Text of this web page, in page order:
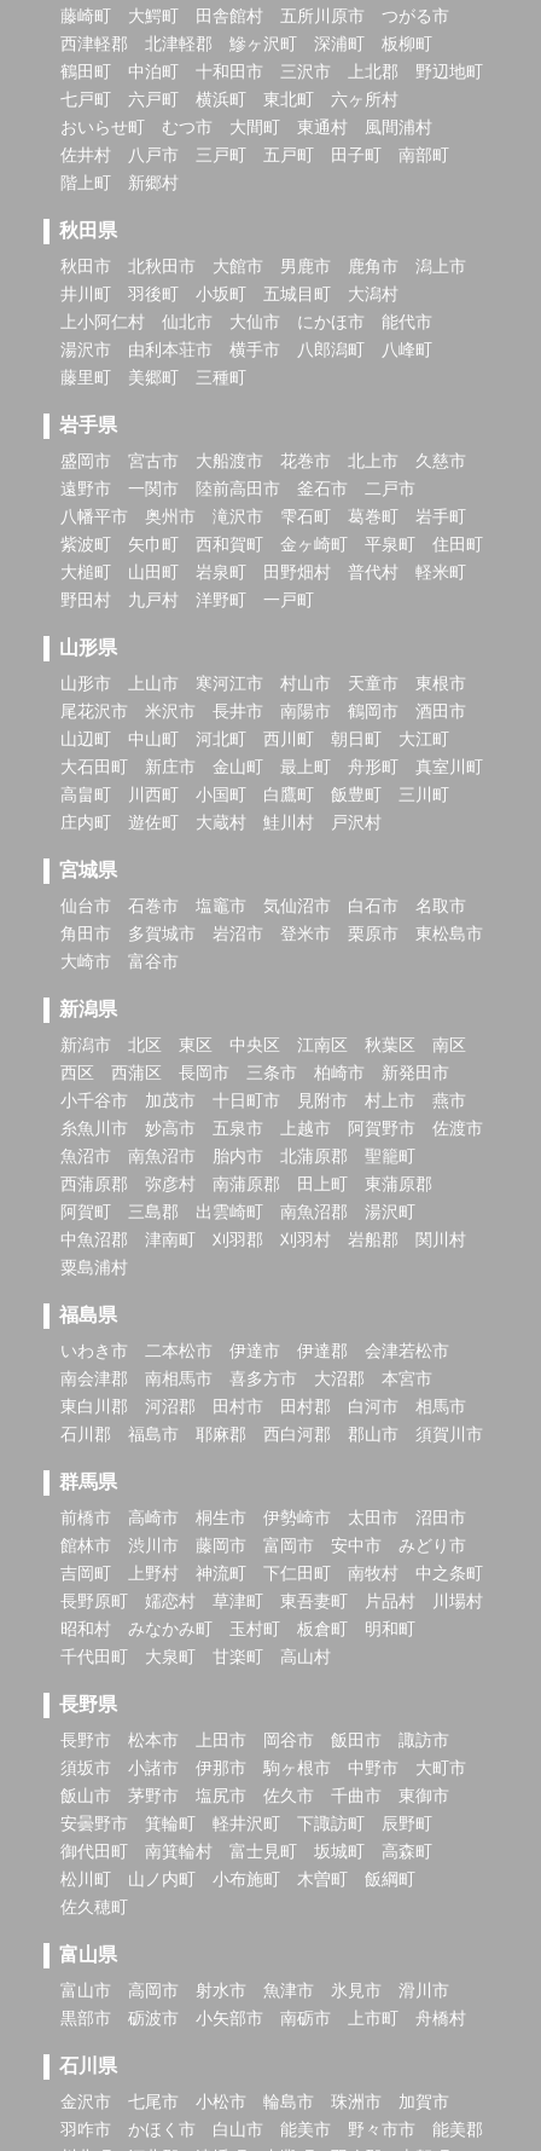
藤崎町
大鰐町 田舎館村 五所川原市
つがる市
西津軽郡
北津軽郡 鰺ヶ沢町 深浦町
板柳町
鶴田町
中泊町 十和田市 三沢市 上北郡
野辺地町
七戸町
六戸町 横浜町 東北町
六ヶ所村
おいらせ町
むつ市 大間町 東通村
風間浦村
佐井村
八戸市 三戸町 五戸町 田子町
南部町
階上町
新郷村
秋田県
秋田市 北秋田市 大館市 男鹿市 鹿角市
潟上市
井川町
羽後町 小坂町 五城目町
大潟村
上小阿仁村
仙北市 大仙市 にかほ市
能代市
湯沢市
由利本荘市 横手市 八郎潟町
八峰町
藤里町
美郷町 三種町
岩手県
盛岡市 宮古市 大船渡市 花巻市 北上市
久慈市
遠野市
一関市 陸前高田市 釜石市
二戸市
八幡平市
奥州市 滝沢市 雫石町 葛巻町
岩手町
紫波町
矢巾町 西和賀町 金ヶ崎町 平泉町
住田町
大槌町
山田町 岩泉町 田野畑村 普代村
軽米町
野田村
九戸村 洋野町 一戸町
山形県
山形市 上山市 寒河江市 村山市 天童市
東根市
尾花沢市
米沢市 長井市 南陽市 鶴岡市
酒田市
山辺町
中山町 河北町 西川町 朝日町
大江町
大石田町
新庄市 金山町 最上町 舟形町
真室川町
高畠町
川西町 小国町 白鷹町 飯豊町
三川町
庄内町
遊佐町 大蔵村 鮭川村 戸沢村
宮城県
仙台市 石巻市 塩竈市 気仙沼市 白石市
名取市
角田市
多賀城市 岩沼市 登米市 栗原市
東松島市
大崎市
富谷市
新潟県
新潟市 北区 東区 中央区 江南区 秋葉区
南区
西区
西蒲区 長岡市 三条市 柏崎市
新発田市
小千谷市
加茂市 十日町市 見附市 村上市
燕市
糸魚川市
妙高市 五泉市 上越市 阿賀野市
佐渡市
魚沼市
南魚沼市 胎内市 北蒲原郡
聖籠町
西蒲原郡
弥彦村 南蒲原郡 田上町
東蒲原郡
阿賀町
三島郡 出雲崎町 南魚沼郡
湯沢町
中魚沼郡
津南町 刈羽郡 刈羽村 岩船郡
関川村
粟島浦村
福島県
いわき市 二本松市 伊達市 伊達郡
会津若松市
南会津郡
南相馬市 喜多方市 大沼郡
本宮市
東白川郡
河沼郡 田村市 田村郡 白河市
相馬市
石川郡
福島市 耶麻郡 西白河郡 郡山市 須賀川市
群馬県
前橋市 高崎市 桐生市 伊勢崎市 太田市
沼田市
館林市
渋川市 藤岡市 富岡市 安中市
みどり市
吉岡町
上野村 神流町 下仁田町 南牧村
中之条町
長野原町
嬬恋村 草津町 東吾妻町 片品村
川場村
昭和村
みなかみ町 玉村町 板倉町
明和町
千代田町
大泉町 甘楽町 高山村
長野県
長野市 松本市 上田市 岡谷市 飯田市
諏訪市
須坂市
小諸市 伊那市 駒ヶ根市 中野市
大町市
飯山市
茅野市 塩尻市 佐久市 千曲市
東御市
安曇野市
箕輪町 軽井沢町 下諏訪町
辰野町
御代田町
南箕輪村 富士見町 坂城町
高森町
松川町
山ノ内町 小布施町 木曽町
飯綱町
佐久穂町
富山県
富山市 高岡市 射水市 魚津市 氷見市
滑川市
黒部市
砺波市 小矢部市 南砺市 上市町 舟橋村
石川県
金沢市 七尾市 小松市 輪島市 珠洲市
加賀市
羽咋市
かほく市 白山市 能美市 野々市市
能美郡